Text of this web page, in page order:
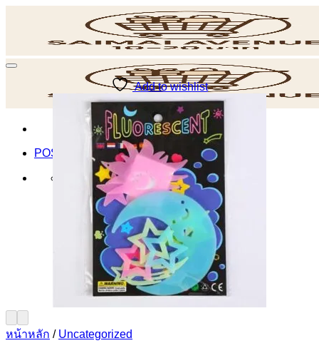
เนื้อหา
POS
ค้นหา:
Add to wishlist
หน้าหลัก / Uncategorized